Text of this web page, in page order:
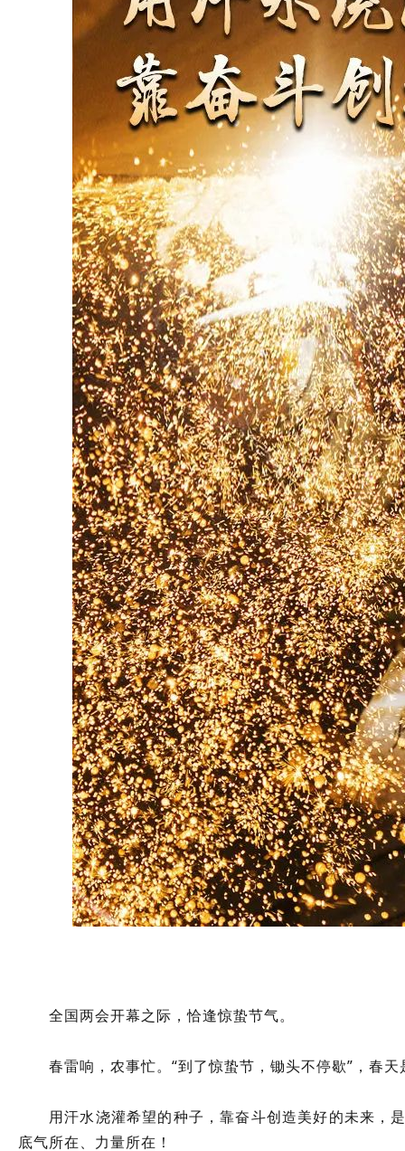
全国两会开幕之际，恰逢惊蛰节气。
春雷响，农事忙。“到了惊蛰节，锄头不停歇”，春
用汗水浇灌希望的种子，靠奋斗创造美好的未来，
底气所在、力量所在！